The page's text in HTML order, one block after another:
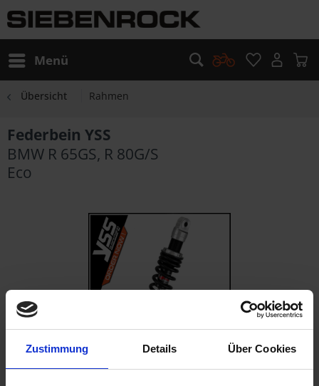
Zustimmung Details Über Cookies
Menü
Übersicht Rahmen
Federbein YSS
BMW R 65GS, R 80G/S
Eco